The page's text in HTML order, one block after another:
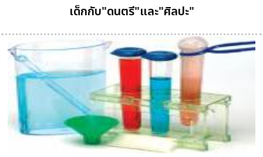
เด็กกับ"ดนตรี"และ"ศิลปะ"